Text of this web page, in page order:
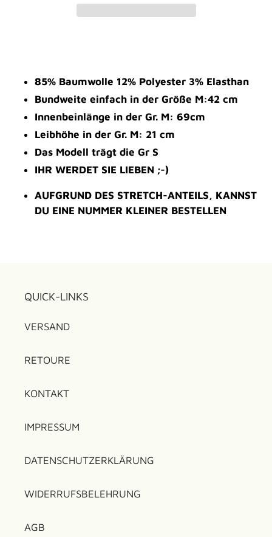
Warenkorb
hinzugefügt
85% Baumwolle 12% Polyester 3% Elasthan
Bundweite einfach in der Größe M:42 cm
Innenbeinlänge in der Gr. M: 69cm
Leibhöhe in der Gr. M: 21 cm
Das Modell trägt die Gr S
IHR WERDET SIE LIEBEN ;-)
AUFGRUND DES STRETCH-ANTEILS, KANNST
DU EINE NUMMER KLEINER BESTELLEN
QUICK-LINKS
VERSAND
RETOURE
KONTAKT
IMPRESSUM
DATENSCHUTZERKLÄRUNG
WIDERRUFSBELEHRUNG
AGB